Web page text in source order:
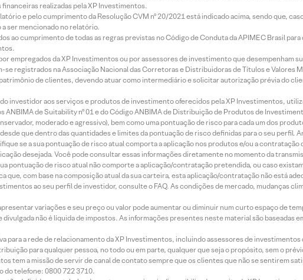
realizadas pela XP Investimentos.
e pelo cumprimento da Resolução CVM nº 20/2021 está indicado acima, sendo que,
ser mencionado no relatório.
ao cumprimento de todas as regras previstas no Código de Conduta da APIMEC Brasil
empregados da XP Investimentos ou por assessores de investimento que desempenham
se registrados na Associação Nacional das Corretoras e Distribuidoras de Títulos e Valores
de clientes, devendo atuar como intermediário e solicitar autorização prévia do
investidor aos serviços e produtos de investimento oferecidos pela XP Investimentos,
ANBIMA de Suitability nº 01 e do Código ANBIMA de Distribuição de Produtos de
moderado e agressivo), bem como uma pontuação de risco para cada um dos
que dentro das quantidades e limites da pontuação de risco definidas para o seu perfil.
se a sua pontuação de risco atual comporta a aplicação nos produtos e/ou a contratação
desejada. Você pode consultar essas informações diretamente no momento da
pontuação de risco atual não comporte a aplicação/contratação pretendida, ou caso
que, com base na composição atual da sua carteira, esta aplicação/contratação não está
ao seu perfil de investidor, consulte o FAQ. As condições de mercado, mudanças
variações e seu preço ou valor pode aumentar ou diminuir num curto espaço de
não é líquida de impostos. As informações presentes neste material são baseadas
para a rede de relacionamento da XP Investimentos, incluindo assessores de investimentos
para qualquer pessoa, no todo ou em parte, qualquer que seja o propósito, sem o
tem a missão de servir de canal de contato sempre que os clientes que não se sentirem
do telefone: 0800 722 3710.